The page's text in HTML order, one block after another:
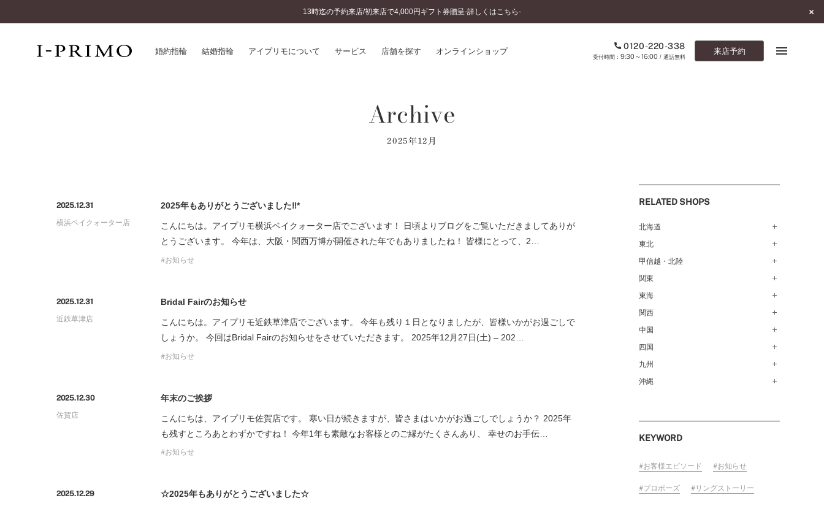
13時迄の予約来店/初来店で4,000円ギフト券贈呈-詳しくはこちら-
婚約指輪 結婚指輪 アイプリモについて サービス 店舗を探す オンラインショップ 0120-220-338
9:30～16:00/ 通話無料
来店予約
パーフェクトプロポーズリング
ダイヤモンドプロポーズ
コンセプトシリーズ
オリジンビリーフ
サービス
アフターサービス
プロポーズサポート
婚約指輪とは
結婚指輪とは
セットリングとは
SWEET STORIES
ショップブログ
0120-220-338
カタログ請求
お問い合わせ
FOLLOW US ON
Archive
2025年12月
2025.12.31
横浜ベイクォーター店
2025年もありがとうございました‼*
こんにちは。アイプリモ横浜ベイクォーター店でございます！ 日頃よりブログをご覧いただきましてありが
とうございます。 今年は、大阪・関西万博が開催された年でもありましたね！ 皆様にとって、2…
お知らせ
2025.12.31
近鉄草津店
Bridal Fairのお知らせ
こんにちは。アイプリモ近鉄草津店でございます。 今年も残り１日となりましたが、皆様いかがお過ごしで
しょうか。 今回はBridal Fairのお知らせをさせていただきます。 2025年12月27日(土) – 202…
お知らせ
2025.12.30
佐賀店
年末のご挨拶
こんにちは、アイプリモ佐賀店です。 寒い日が続きますが、皆さまはいかがお過ごしでしょうか？ 2025年
も残すところあとわずかですね！ 今年1年も素敵なお客様とのご縁がたくさんあり、 幸せのお手伝…
お知らせ
2025.12.29
☆2025年もありがとうございました☆
RELATED SHOPS
北海道
札幌店（134）
函館店（180）
東北
弘前パークホテル店（180）
青森店（254）
仙台店（147）
秋田店（123）
盛岡大通店（203）
山形店（153）
郡山モルティ店（153）
いわき店（129）
甲信越・北陸
甲府店（63）
新潟店（168）
長野店（148）
松本店（161）
富山店（100）
金沢店（139）
福井店（117）
関東
銀座本店（149）
新宿店（137）
池袋店（134）
吉祥寺マルイ店（111）
町田店（142）
立川店（118）
ラゾーナ川崎プラザ店（84）
そごう千葉店（124）
東海
名古屋栄店（125）
名古屋駅前店（72）
豊橋店（149）
岐阜店（122）
近鉄四日市店（141）
関西
なんばパークス店（146）
梅田茶屋町店（84）
梅田ハービスENT店（85）
近鉄あべのハルカス店（139）
奈良店（168）
中国
広島店（102）
福山店（239）
岡山店（170）
四国
高松店（172）
松山店（171）
九州
福岡天神店（117）
大分店（96）
沖縄
KEYWORD
お客様エピソード お知らせ
プロポーズ リングストーリー